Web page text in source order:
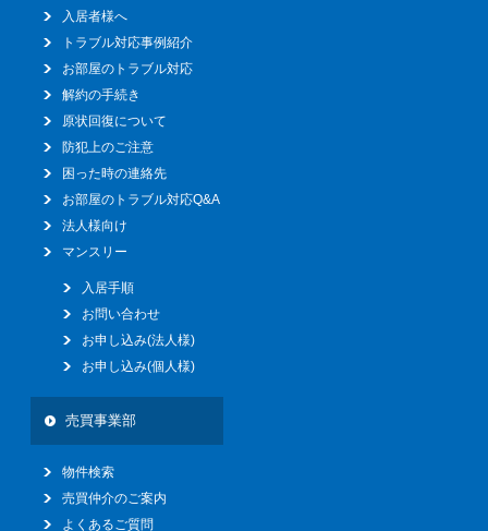
入居者様へ
トラブル対応事例紹介
お部屋のトラブル対応
解約の手続き
原状回復について
防犯上のご注意
困った時の連絡先
お部屋のトラブル対応Q&A
法人様向け
マンスリー
入居手順
お問い合わせ
お申し込み(法人様)
お申し込み(個人様)
売買事業部
物件検索
売買仲介のご案内
よくあるご質問